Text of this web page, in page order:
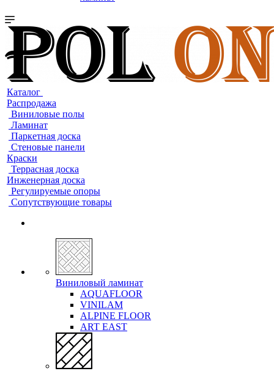
Каталог
Распродажа
Виниловые полы
Ламинат
Паркетная доска
Стеновые панели
Краски
Террасная доска
Инженерная доска
Регулируемые опоры
Сопутствующие товары
Виниловый ламинат
AQUAFLOOR
VINILAM
ALPINE FLOOR
ART EAST